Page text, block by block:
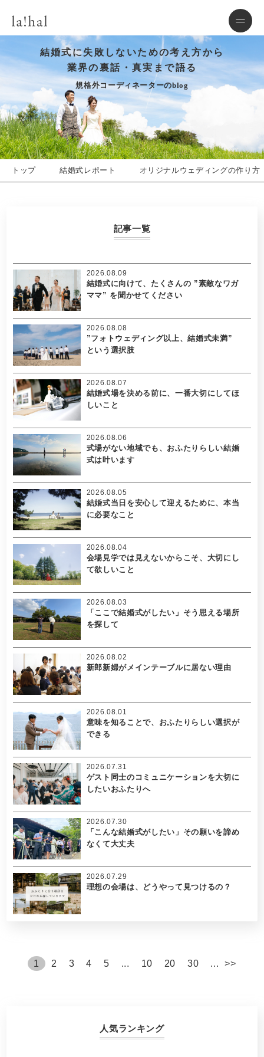
結婚式に失敗しないための考え方から
業界の裏話・真実まで語る
規格外コーディネーターのblog
トップ 結婚式レポート オリジナルウェディングの作り方
記事一覧
結婚式に向けて、たくさんの ”素敵なワガ
ママ” を聞かせてください
2026.08.09
”フォトウェディング以上、結婚式未満”
という選択肢
2026.08.08
結婚式場を決める前に、一番大切にしてほ
しいこと
2026.08.07
式場がない地域でも、おふたりらしい結婚
式は叶います
2026.08.06
結婚式当日を安心して迎えるために、本当
に必要なこと
2026.08.05
会場見学では見えないからこそ、大切にし
て欲しいこと
2026.08.04
「ここで結婚式がしたい」そう思える場所
を探して
2026.08.03
新郎新婦がメインテーブルに居ない理由
2026.08.02
意味を知ることで、おふたりらしい選択が
できる
2026.08.01
ゲスト同士のコミュニケーションを大切に
したいおふたりへ
2026.07.31
「こんな結婚式がしたい」その願いを諦め
なくて大丈夫
2026.07.30
理想の会場は、どうやって見つけるの？
2026.07.29
1 2 3 4 5 ... 10 20 30 ... >>
人気ランキング